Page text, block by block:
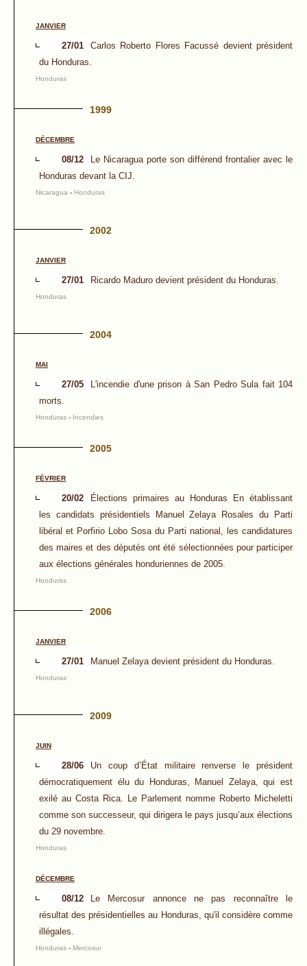
JANVIER
27/01
Carlos Roberto Flores Facussé devient président
du Honduras.
Honduras
1999
DÉCEMBRE
08/12
Le Nicaragua porte son différend frontalier avec le
Honduras devant la CIJ.
Nicaragua - Honduras
2002
JANVIER
27/01 Ricardo Maduro devient président du Honduras.
Honduras
2004
MAI
27/05
L'incendie d'une prison à San Pedro Sula fait 104
morts.
Honduras - Incendies
2005
FÉVRIER
20/02
Élections primaires au Honduras En établissant
les candidats présidentiels Manuel Zelaya Rosales du Parti
libéral et Porfirio Lobo Sosa du Parti national, les candidatures
des maires et des députés ont été sélectionnées pour participer
aux élections générales honduriennes de 2005.
Honduras
2006
JANVIER
27/01 Manuel Zelaya devient président du Honduras.
Honduras
2009
JUIN
28/06
Un coup d’État militaire renverse le président
démocratiquement élu du Honduras, Manuel Zelaya, qui est
exilé au Costa Rica. Le Parlement nomme Roberto Micheletti
comme son successeur, qui dirigera le pays jusqu’aux élections
du 29 novembre.
Honduras
DÉCEMBRE
08/12
Le Mercosur annonce ne pas reconnaître le
résultat des présidentielles au Honduras, qu'il considère comme
illégales.
Honduras - Mercosur